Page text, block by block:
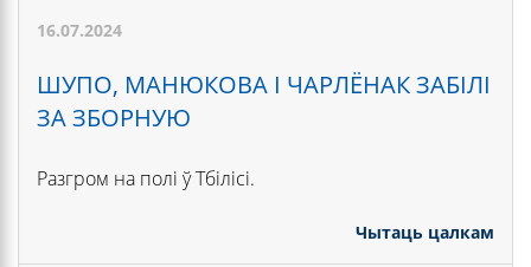
16.07.2024
ШУПО, МАНЮКОВА І ЧАРЛЁНАК ЗАБІЛІ
ЗА ЗБОРНУЮ
Разгром на полі ў Тбілісі.
Чытаць цалкам